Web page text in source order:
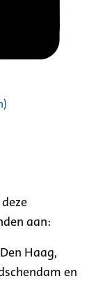
aan:
Haag,
en